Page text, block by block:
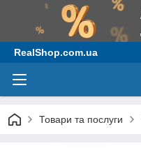
RealShop.com.ua
Товари та послуги